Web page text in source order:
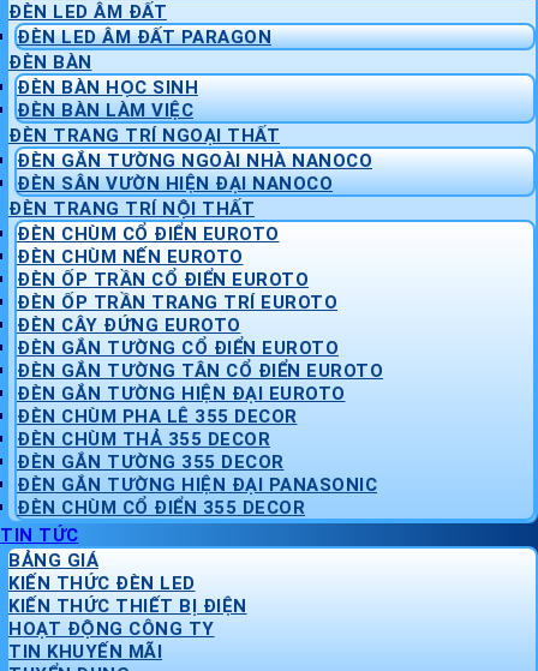
ĐÈN LED ÂM ĐẤT
ĐÈN LED ÂM ĐẤT PARAGON
ĐÈN BÀN
ĐÈN BÀN HỌC SINH
ĐÈN BÀN LÀM VIỆC
ĐÈN TRANG TRÍ NGOẠI THẤT
ĐÈN GẮN TƯỜNG NGOÀI NHÀ NANOCO
ĐÈN SÂN VƯỜN HIỆN ĐẠI NANOCO
ĐÈN TRANG TRÍ NỘI THẤT
ĐÈN CHÙM CỔ ĐIỂN EUROTO
ĐÈN CHÙM NẾN EUROTO
ĐÈN ỐP TRẦN CỔ ĐIỂN EUROTO
ĐÈN ỐP TRẦN TRANG TRÍ EUROTO
ĐÈN CÂY ĐỨNG EUROTO
ĐÈN GẮN TƯỜNG CỔ ĐIỂN EUROTO
ĐÈN GẮN TƯỜNG TÂN CỔ ĐIỂN EUROTO
ĐÈN GẮN TƯỜNG HIỆN ĐẠI EUROTO
ĐÈN CHÙM PHA LÊ 355 DECOR
ĐÈN CHÙM THẢ 355 DECOR
ĐÈN GẮN TƯỜNG 355 DECOR
ĐÈN GẮN TƯỜNG HIỆN ĐẠI PANASONIC
ĐÈN CHÙM CỔ ĐIỂN 355 DECOR
TIN TỨC
BẢNG GIÁ
KIẾN THỨC ĐÈN LED
KIẾN THỨC THIẾT BỊ ĐIỆN
HOẠT ĐỘNG CÔNG TY
TIN KHUYẾN MÃI